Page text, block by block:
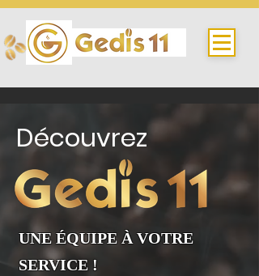
Découvrez
UNE ÉQUIPE À VOTRE
SERVICE !